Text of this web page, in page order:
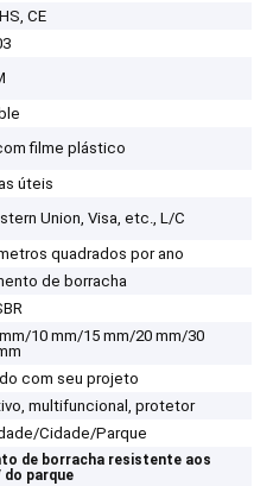
CE
filme plástico
úteis
Union, Visa, etc., L/C
quadrados por ano
de borracha
10 mm/15 mm/20 mm/30
com seu projeto
multifuncional, protetor
Cidade/Parque
de borracha resistente aos
do parque